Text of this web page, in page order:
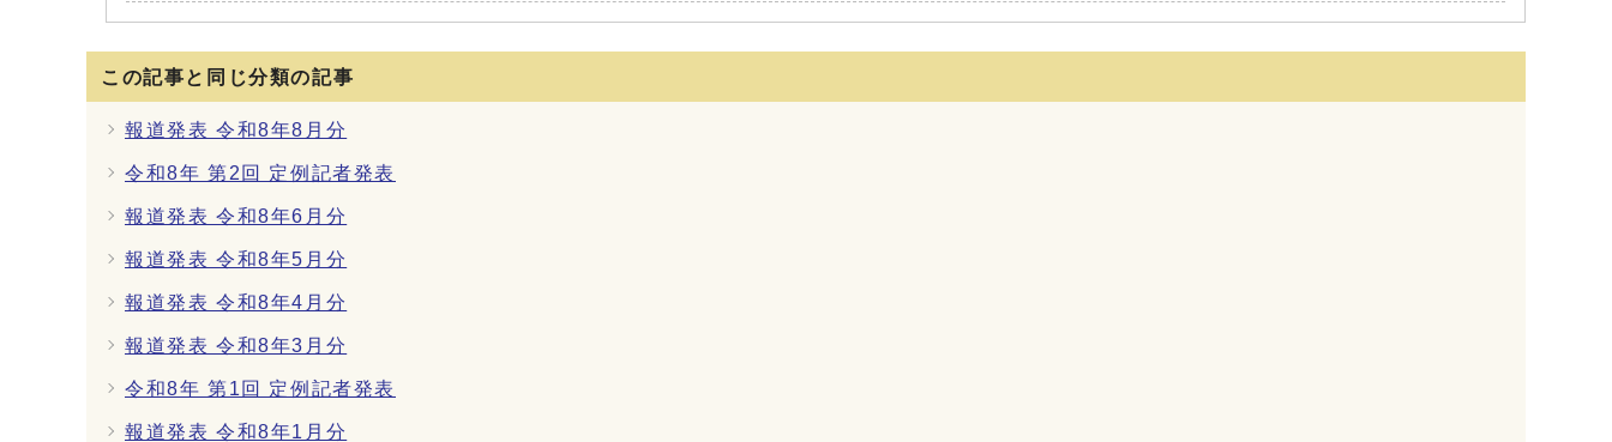
この記事と同じ分類の記事
報道発表 令和8年8月分
令和8年 第2回 定例記者発表
報道発表 令和8年6月分
報道発表 令和8年5月分
報道発表 令和8年4月分
報道発表 令和8年3月分
令和8年 第1回 定例記者発表
報道発表 令和8年1月分